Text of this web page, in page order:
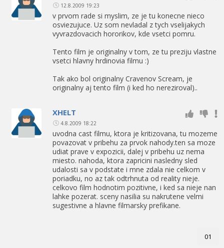
12.8.2009 19:23
v prvom rade si myslim, ze je tu konecne nieco
osviezujuce. Uz som nevladal z tych vselijakych
vyvrazdovacich hororikov, kde vsetci pomru.
Tento film je originalny v tom, ze tu preziju vlastne
vsetci hlavny hrdinovia filmu :)
Tak ako bol originalny Cravenov Scream, je
originalny aj tento film (i ked ho nereziroval)..
XHELT
4.8.2009 18:22
uvodna cast filmu, ktora je kritizovana, tu mozeme
povazovat v pribehu za prvok nahody.ten sa moze
udiat prave v expozicii, dalej v pribehu uz nema
miesto. nahoda, ktora zapricini nasledny sled
udalosti sa v podstate i mne zdala nie celkom v
poriadku, no az tak odtrhnuta od reality nieje.
celkovo film hodnotim pozitivne, i ked sa nieje nan
lahke pozerat. sceny nasilia su nakrutene velmi
sugestivne a hlavne filmarsky prefikane.
01